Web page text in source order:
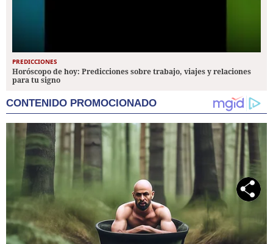
PREDICCIONES
Horóscopo de hoy: Predicciones sobre trabajo, viajes y relaciones
para tu signo
CONTENIDO PROMOCIONADO